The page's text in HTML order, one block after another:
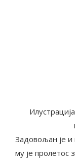
Задовољан је
му је пролетос